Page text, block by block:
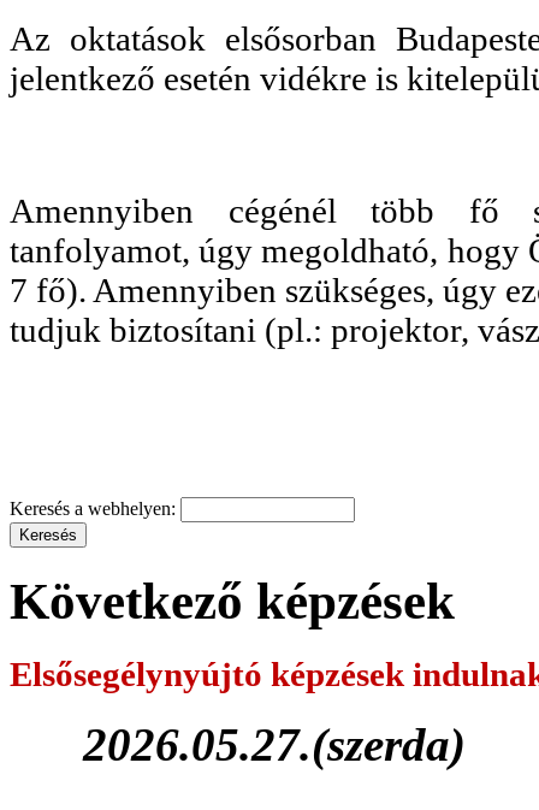
Az oktatások elsősorban
jelentkező esetén vidékre is
Amennyiben cégénél több fő
tanfolyamot, úgy megoldható, hogy
7 fő). Amennyiben szükséges, úgy
tudjuk biztosítani (pl.: projektor,
Keresés a webhelyen:
Következő képzések
Elsősegélynyújtó képzések
2026.05.27.(szerda)